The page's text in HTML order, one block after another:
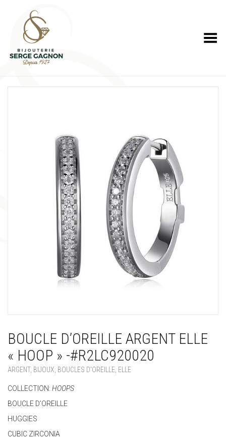
Toggle Menu
BOUCLE D’OREILLE ARGENT ELLE
« HOOP » -#R2LC920020
ARGENT, BIJOUX BOUCLES D'OREILLE ELLE
COLLECTION: HOOPS
BOUCLE D’OREILLE
HUGGIES
CUBIC ZIRCONIA